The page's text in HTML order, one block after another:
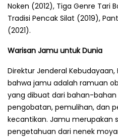
Noken (2012), Tiga Genre Tari
Tradisi Pencak Silat (2019),
(2021).
Warisan Jamu untuk Dunia
Direktur Jenderal Kebudayaan,
bahwa jamu adalah ramuan
yang dibuat dari bahan-
pengobatan, pemulihan, dan
kecantikan. Jamu merupakan
pengetahuan dari nenek